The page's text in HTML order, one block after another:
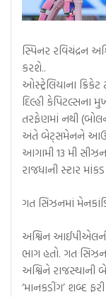
સ્પિનર ​​રવિચંદ્રન
કરશે..
ઓસ્ટ્રેલિયાના
દિલ્હી કેપિટલ્સના
તરફેણમાં નથી
અંતે બેટ્સમેનને આઉટ
આગામી 13 મી
રાજધાની સ્ટાર
ગત સિઝનમાં
અશ્વિન
ભાગ હતો. ગત
અશ્વિને રાજસ્થાની
‘માનકડીંગ’ શબ્દ